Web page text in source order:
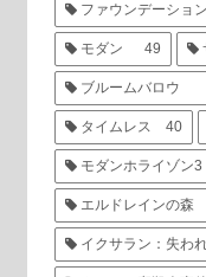
ファウンデーショ
モダン 49
ブルームバロウ
タイムレス 40
モダンホライゾン3
エルドレインの森
イクサラン：失わ